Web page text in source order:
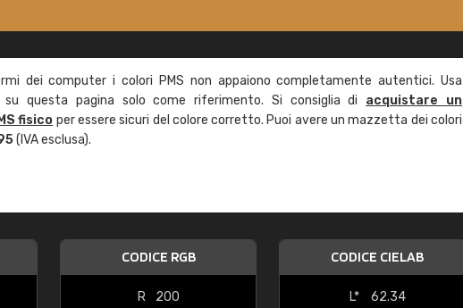
dei computer i colori PMS non appaiono completamente autentici. Usa
su questa pagina solo come riferimento. Si consiglia di acquistare un
fisico per essere sicuri del colore corretto. Puoi avere un mazzetta dei colori
(IVA esclusa).
CODICE RGB
R
200
CODICE CIELAB
L*
62.34